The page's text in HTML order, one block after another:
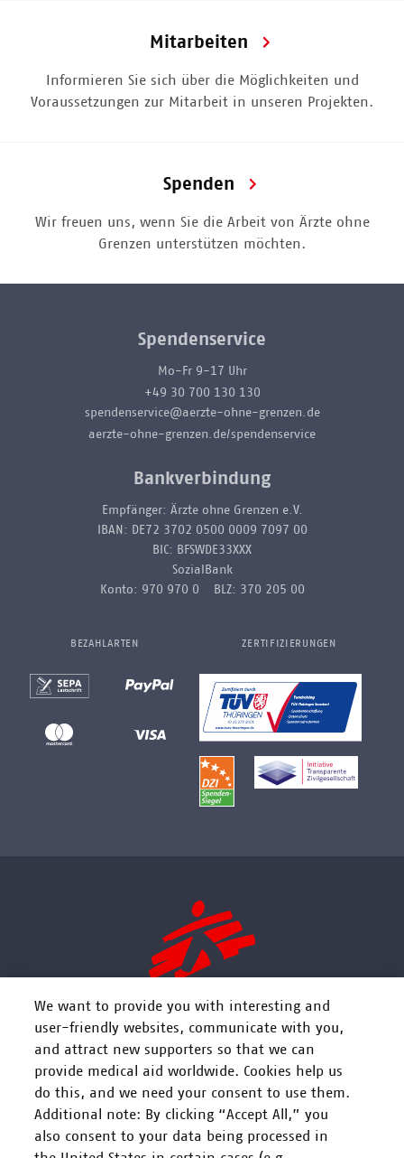
Mitarbeiten
Informieren Sie sich über die Möglichkeiten und
Voraussetzungen zur Mitarbeit in unseren Projekten.
Spenden
Wir freuen uns, wenn Sie die Arbeit von Ärzte ohne
Grenzen unterstützen möchten.
Spendenservice
Mo-Fr 9-17 Uhr
+49 30 700 130 130
spendenservice@aerzte-ohne-grenzen.de
aerzte-ohne-grenzen.de/spendenservice
Bankverbindung
Empfänger: Ärzte ohne Grenzen e.V.
IBAN: DE72 3702 0500 0009 7097 00
BIC: BFSWDE33XXX
SozialBank
Konto: 970 970 0 BLZ: 370 205 00
BEZAHLARTEN ZERTIFIZIERUNGEN
FOLGEN SIE UNS
We want to provide you with interesting and
user-friendly websites, communicate with you,
and attract new supporters so that we can
provide medical aid worldwide. Cookies help us
do this, and we need your consent to use them.
Additional note: By clicking “Accept All,” you
also consent to your data being processed in